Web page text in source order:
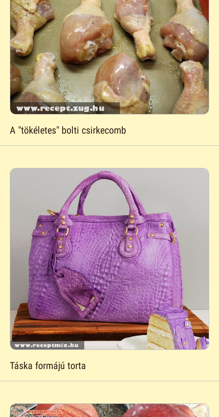
A "tökéletes" bolti csirkecomb
Táska formájú torta